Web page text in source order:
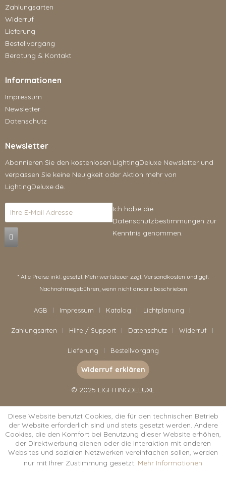
Zahlungsarten
Widerruf
Lieferung
Bestellvorgang
Beratung & Kontakt
Informationen
Impressum
Newsletter
Datenschutz
Newsletter
Abonnieren Sie den kostenlosen LightingDeluxe Newsletter und
verpassen Sie keine Neuigkeit oder Aktion mehr von
LightingDeluxe.de.
Ich habe die
Datenschutzbestimmungen zur
Kenntnis genommen.
* Alle Preise inkl. gesetzl. Mehrwertsteuer zzgl. Versandkosten und ggf.
Nachnahmegebühren, wenn nicht anders beschrieben
AGB Impressum Katalog Lichtplanung
Zahlungsarten Hilfe / Support Datenschutz Widerruf
Lieferung Bestellvorgang
Widerruf erklären
© 2025 LIGHTINGDELUXE
Diese Website benutzt Cookies, die für den technischen Betrieb
der Website erforderlich sind und stets gesetzt werden. Andere
Cookies, die den Komfort bei Benutzung dieser Website erhöhen,
der Direktwerbung dienen oder die Interaktion mit anderen
Websites und sozialen Netzwerken vereinfachen sollen, werden
nur mit Ihrer Zustimmung gesetzt. Mehr Informationen